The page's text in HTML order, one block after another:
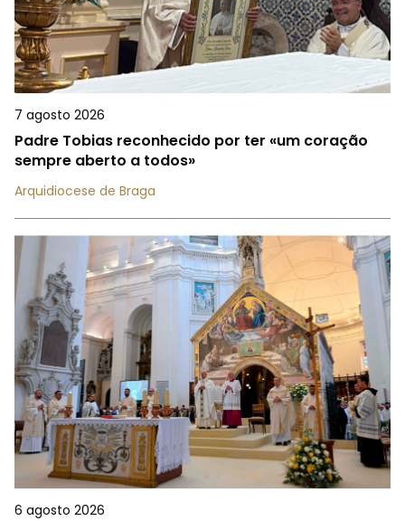
7 agosto 2026
Padre Tobias reconhecido por ter «um coração
sempre aberto a todos»
Arquidiocese de Braga
6 agosto 2026